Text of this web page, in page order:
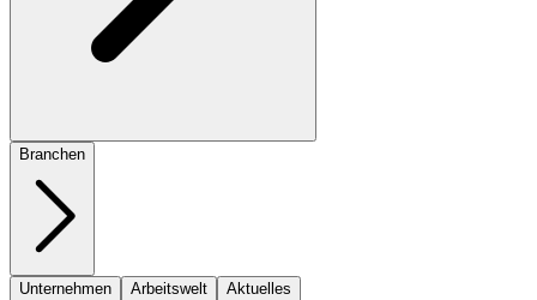
Branchen
Unternehmen Arbeitswelt Aktuelles